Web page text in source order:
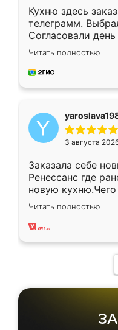
Кухню здесь
телеграмм.
Согласовали
недели кухня
довольны
мебель за
Читать полностью
3 августа
Заказала себе
Ренессанс где
новую кухню.Чего
вполне довольна.
два года,
Читать полностью